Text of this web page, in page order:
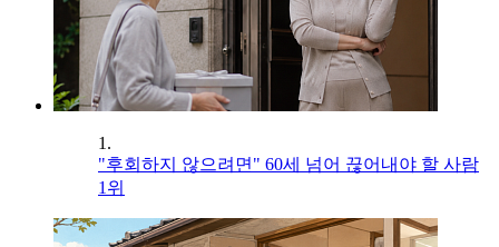
1.
"후회하지 않으려면" 60세 넘어 끊어내야 할 사람
1위